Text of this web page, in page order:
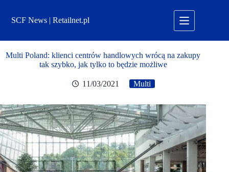
treściSCF News | Retailnet.pl
Multi Poland: klienci centrów handlowych wrócą na zakupy
tak szybko, jak tylko to będzie możliwe
11/03/2021 Multi